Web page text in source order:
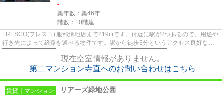
-
築年数：築46年
階数：10階建
FRESCO(フレスコ) 服部緑地店まで219mです。付近に駅が2つあるので、用途や
行き先によって経路を選べる物件です。駅から徒歩3分というアクセス良好な駅
現在空室情報がありません。
第二マンション寺直へのお問い合わせはこちら
賃貸｜マンション リアーズ緑地公園